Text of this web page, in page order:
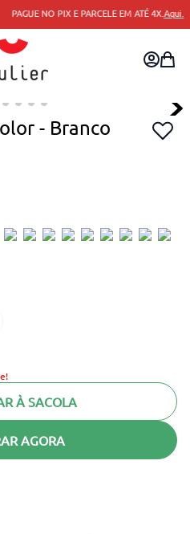
EM ATÉ 4X.Aqui.
- Branco
À SACOLA
AGORA